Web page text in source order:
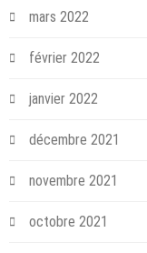
mars 2022
février 2022
janvier 2022
décembre 2021
novembre 2021
octobre 2021